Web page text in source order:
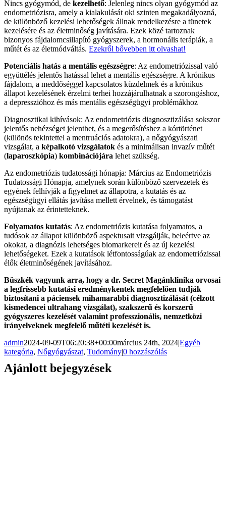
Nincs gyógymód, de kezelhető: Jelenleg nincs olyan gyógymód az
endometriózisra, amely a kialakulását oki szinten megakadályozná,
de különböző kezelési lehetőségek állnak rendelkezésre a tünetek
kezelésére és az életminőség javítására. Ezek közé tartoznak
bizonyos fájdalomcsillapító gyógyszerek, a hormonális terápiák, a
műtét és az életmódváltás. Ezekről bővebben itt olvashat!
Potenciális hatás a mentális egészségre: Az endometriózissal való
együttélés jelentős hatással lehet a mentális egészségre. A krónikus
fájdalom, a meddőséggel kapcsolatos küzdelmek és a krónikus
állapot kezelésének érzelmi terhei hozzájárulhatnak a szorongáshoz,
a depresszióhoz és más mentális egészségügyi problémákhoz
Diagnosztikai kihívások: Az endometriózis diagnosztizálása sokszor
jelentős nehézséget jelenthet, és a megerősítéshez a kórtörténet
(különös tekintettel a mentruációs adatokra), a nőgyógyászati
vizsgálat, a képalkotó vizsgálatok és a minimálisan invazív műtét
(laparoszkópia) kombinációjára lehet szükség.
Az endometriózis tudatossági hónapja: Március az Endometriózis
Tudatossági Hónapja, amelynek során különböző szervezetek és
egyének felhívják a figyelmet az állapotra, a kutatás és az
egészségügyi ellátás javítása mellett érvelnek, és támogatást
nyújtanak az érintetteknek.
Folyamatos kutatás: Az endometriózis kutatása folyamatos, a
tudósok az állapot különböző aspektusait vizsgálják, beleértve az
okokat, a diagnózis lehetséges biomarkereit és az új kezelési
lehetőségeket. Ezek a kutatások létfontosságúak az endometriózissal
élők életminőségének javításához.
Büszkék vagyunk arra, hogy a dr. Secret Magánklinika orvosai
a legfrissebb kutatási eredménykentek megfelelően tudják
biztosítani a páciensek mihamarabbi diagnosztizálását (célzott
kismedencei ultrahang vizsgálat), szakszerű és korszerű
gyógyszeres kezelését valamint professzionális, nemzetközi
irányelveknek megfelelő műtéti kezelését is.
admin2024-09-09T06:20:38+00:00március 24th, 2024|Egyéb
kategória, Nőgyógyászat, Tudomány|0 hozzászólás
Ajánlott bejegyzések